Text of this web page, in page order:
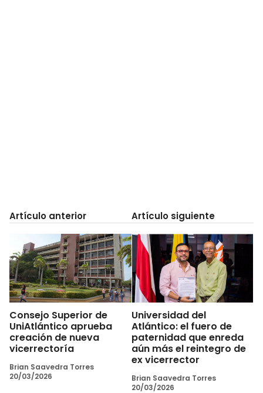
Artículo anterior
Consejo Superior de
UniAtlántico aprueba
creación de nueva
vicerrectoría
Brian Saavedra Torres
20/03/2026
Artículo siguiente
Universidad del
Atlántico: el fuero de
paternidad que enreda
aún más el reintegro de
ex vicerrector
Brian Saavedra Torres
20/03/2026